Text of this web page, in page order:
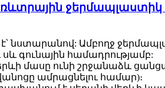
նստարանով: Ամբողջ
գունային համադրությամբ:
մասը ունի շրջանաձև
ամրացնելու համար)։